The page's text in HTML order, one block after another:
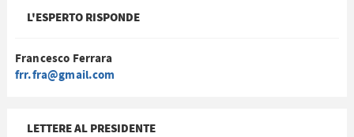
L'ESPERTO RISPONDE
Francesco Ferrara
frr.fra@gmail.com
LETTERE AL PRESIDENTE